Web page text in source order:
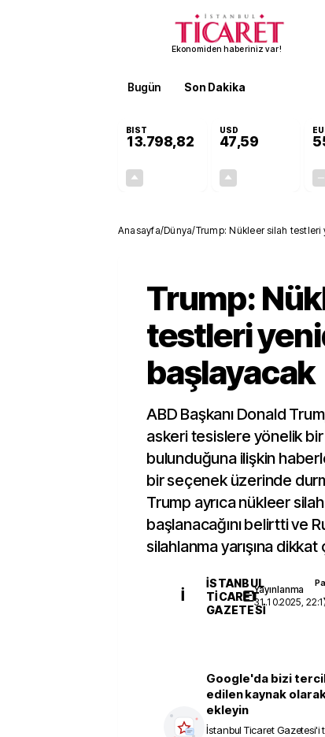
Ekonomiden haberiniz var!
Bugün Son Dakika
BIST
13.798,82
USD
47,59
Anasayfa/Dünya/Trump: Nükleer silah
Trump:
testleri
başlayacak
ABD Başkanı Donald
askeri tesislere yönelik bir
bulunduğuna ilişkin
bir seçenek üzerinde
Trump ayrıca nükleer
başlanacağını belirtti ve
silahlanma yarışına dikkat
İ
İSTANBUL
TICARET
GAZETESI
Yayınlanma
31.10.2025,
Google'da bizi
edilen kaynak
ekleyin
İstanbul Ticaret Gazetesi'i